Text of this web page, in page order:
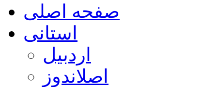
صفحه اصلی
استانی
اردبیل
اصلاندوز